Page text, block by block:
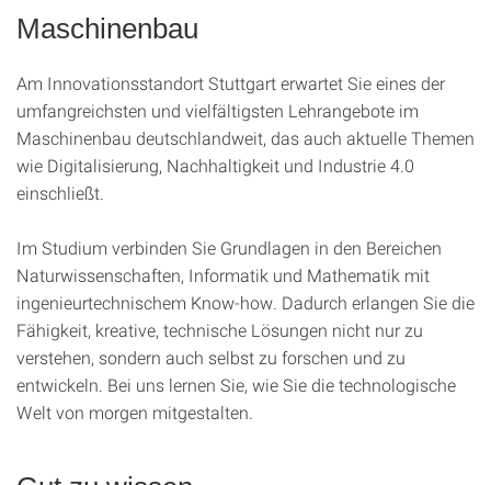
Maschinenbau
Am Innovationsstandort Stuttgart erwartet Sie eines der
umfangreichsten und vielfältigsten Lehrangebote im
Maschinenbau deutschlandweit, das auch aktuelle Themen
wie Digitalisierung, Nachhaltigkeit und Industrie 4.0
einschließt.
Im Studium verbinden Sie Grundlagen in den Bereichen
Naturwissenschaften, Informatik und Mathematik mit
ingenieurtechnischem Know-how. Dadurch erlangen Sie die
Fähigkeit, kreative, technische Lösungen nicht nur zu
verstehen, sondern auch selbst zu forschen und zu
entwickeln. Bei uns lernen Sie, wie Sie die technologische
Welt von morgen mitgestalten.